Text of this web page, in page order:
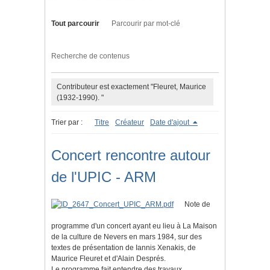
Tout parcourir Parcourir par mot-clé
Recherche de contenus
Contributeur est exactement "Fleuret, Maurice
(1932-1990). "
Trier par : Titre Créateur Date d'ajout
Concert rencontre autour
de l'UPIC - ARM
Note de
programme d'un concert ayant eu lieu à La Maison
de la culture de Nevers en mars 1984, sur des
textes de présentation de Iannis Xenakis, de
Maurice Fleuret et d'Alain Després.